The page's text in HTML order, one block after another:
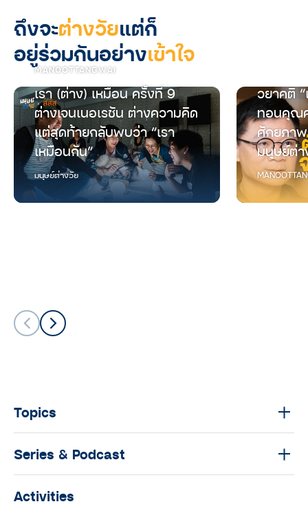
ถึงจะต่างวัยแต่ก็
อยู่ร่วมกันอย่างเข้าใจ
MANOOTTANGWAI
เรา (ต่าง) เหมือน ครั้งที่ 9
ต่างเจนเนอเรชัน ต่างความคิด
แต่สุดท้ายกลับพบว่า “เรา
เหมือนกัน”
มนุษย์ต่างวัย
วยาคติ
ทอนคุณ
ศักยภา
มนุษย์ต่า
Topics
Series & Podcast
Activities